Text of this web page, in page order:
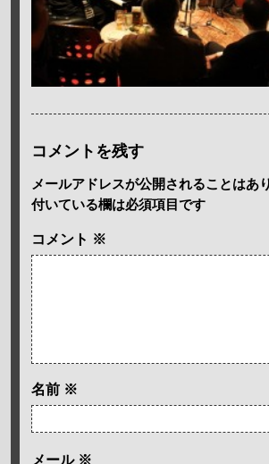
コメントを残す
メールアドレスが公開されることはあ
付いている欄は必須項目です
コメント ※
名前 ※
メール ※